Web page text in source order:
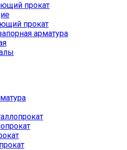
прокат
прокат
арматура